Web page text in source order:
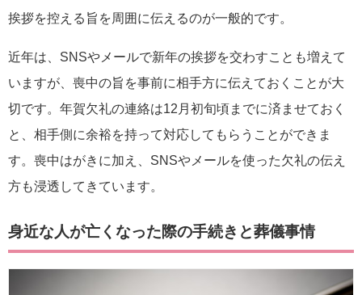
挨拶を控える旨を周囲に伝えるのが一般的です。
近年は、SNSやメールで新年の挨拶を交わすことも増えて
いますが、喪中の旨を事前に相手方に伝えておくことが大
切です。年賀欠礼の連絡は12月初旬頃までに済ませておく
と、相手側に余裕を持って対応してもらうことができま
す。喪中はがきに加え、SNSやメールを使った欠礼の伝え
方も浸透してきています。
身近な人が亡くなった際の手続きと葬儀事情